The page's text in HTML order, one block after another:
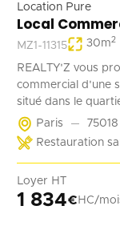
Location Pure
Local
MZ1-11315 30m2
REALTY'Z vous
commercial d'une
situé dans le
d'un point d'eau. Il
coffee shop,
Paris
75018
Restauration
Loyer HT
1 834€ HC/